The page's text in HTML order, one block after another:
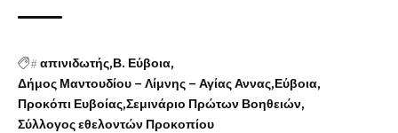
#απινιδωτής Β. Εύβοια
Δήμος Μαντουδίου – Λίμνης – Αγίας Αννας Εύβοια
Προκόπι Ευβοίας Σεμινάριο Πρώτων Βοηθειών
Σύλλογος εθελοντών Προκοπίου